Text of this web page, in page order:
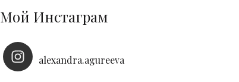
Мой Инстаграм
alexandra.agureeva